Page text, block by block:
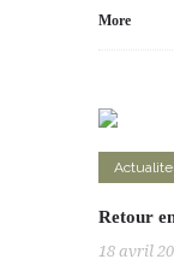
More
Retour
18 avril